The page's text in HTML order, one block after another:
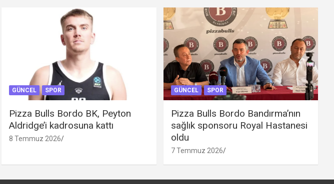
GÜNCEL SPOR
Pizza Bulls Bordo BK, Peyton
Aldridge’i kadrosuna kattı
8 Temmuz 2026
GÜNCEL SPOR
Pizza Bulls Bordo Bandırma’nın
sağlık sponsoru Royal Hastanesi
oldu
7 Temmuz 2026